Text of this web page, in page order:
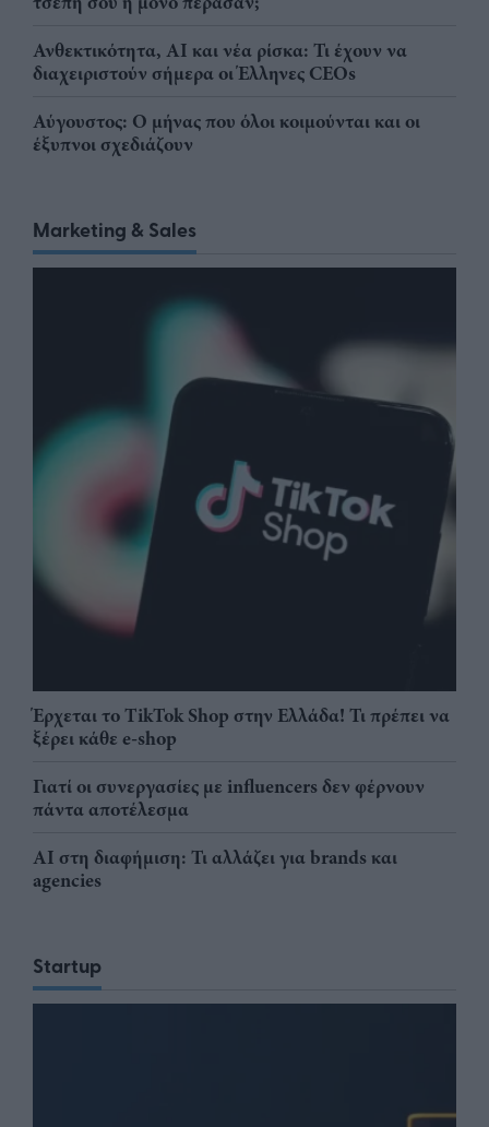
Ανθεκτικότητα, AI και νέα ρίσκα: Τι έχουν να
διαχειριστούν σήμερα οι Έλληνες CEOs
Αύγουστος: Ο μήνας που όλοι κοιμούνται και οι
έξυπνοι σχεδιάζουν
Marketing & Sales
Έρχεται το TikTok Shop στην Ελλάδα! Τι πρέπει να
ξέρει κάθε e-shop
Γιατί οι συνεργασίες με influencers δεν φέρνουν
πάντα αποτέλεσμα
AI στη διαφήμιση: Τι αλλάζει για brands και
agencies
Startup